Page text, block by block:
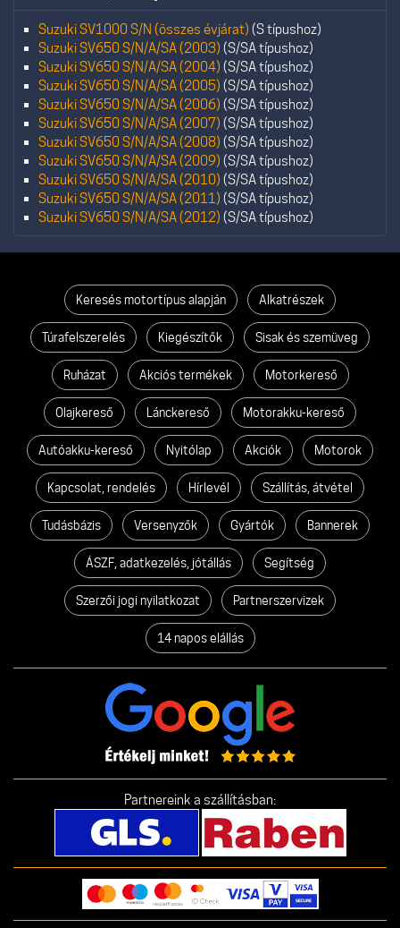
Suzuki SV1000 S/N (összes évjárat) (S típushoz)
Suzuki SV650 S/N/A/SA (2003) (S/SA típushoz)
Suzuki SV650 S/N/A/SA (2004) (S/SA típushoz)
Suzuki SV650 S/N/A/SA (2005) (S/SA típushoz)
Suzuki SV650 S/N/A/SA (2006) (S/SA típushoz)
Suzuki SV650 S/N/A/SA (2007) (S/SA típushoz)
Suzuki SV650 S/N/A/SA (2008) (S/SA típushoz)
Suzuki SV650 S/N/A/SA (2009) (S/SA típushoz)
Suzuki SV650 S/N/A/SA (2010) (S/SA típushoz)
Suzuki SV650 S/N/A/SA (2011) (S/SA típushoz)
Suzuki SV650 S/N/A/SA (2012) (S/SA típushoz)
Keresés motortípus alapján Alkatrészek
Túrafelszerelés Kiegészítők Sisak és szemüveg
Ruházat Akciós termékek Motorkereső
Olajkereső Lánckereső Motorakku-kereső
Autóakku-kereső Nyitólap Akciók Motorok
Kapcsolat, rendelés Hírlevél Szállítás, átvétel
Tudásbázis Versenyzők Gyártók Bannerek
ÁSZF, adatkezelés, jótállás Segítség
Szerzői jogi nyilatkozat Partnerszervizek
14 napos elállás
Partnereink a szállításban: